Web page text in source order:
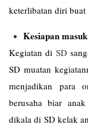
keterlibatan diri buat
Kesiapan
Kegiatan di SD
SD muatan
menjadikan para
berusaha biar
dikala di SD kelak